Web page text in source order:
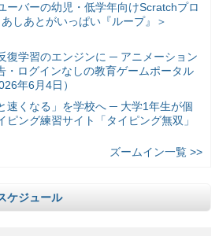
ーバーの幼児・低学年向けScratchプロ
しあとがいっぱい『ループ』＞
復学習のエンジンに ─ アニメーション
・ログインなしの教育ゲームポータル
年6月4日）
速くなる」を学校へ ─ 大学1年生が個
ピング練習サイト「タイピング無双」
ズームイン一覧 >>
ケジュール